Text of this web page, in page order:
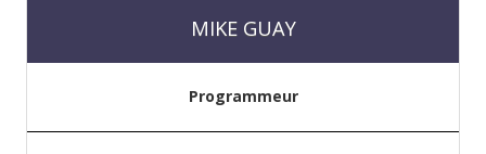
MIKE GUAY
Programmeur